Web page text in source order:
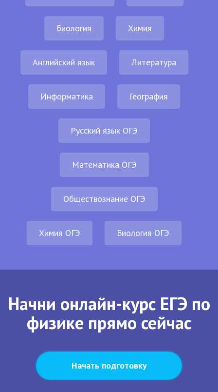
Биология Химия
Английский язык Литература
Информатика География
Русский язык ОГЭ
Математика ОГЭ
Обществознание ОГЭ
Химия ОГЭ Биология ОГЭ
Начни онлайн-курс ЕГЭ по
физике прямо сейчас
Начать подготовку